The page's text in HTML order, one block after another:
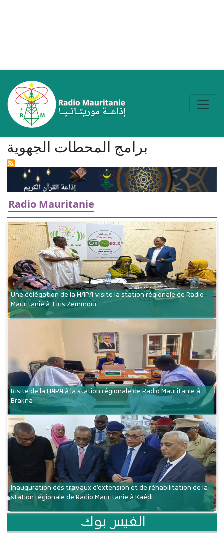
برامج المحطات الجھویة
Radio Mauritanie
Une délégation de la HAPA visite la station régionale de Radio
Mauritanie à Tiris Zemmour
Visite de la HAPA à la station régionale de Radio Mauritanie à
Brakna
Inauguration des travaux d’extension et de réhabilitation de la
station régionale de Radio Mauritanie à Kaédi
الفيس بوك